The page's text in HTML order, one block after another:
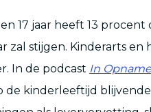
17 jaar heeft 13 procent
zal stijgen. Kinderarts en
In de podcast In Opname
de kinderleeftijd